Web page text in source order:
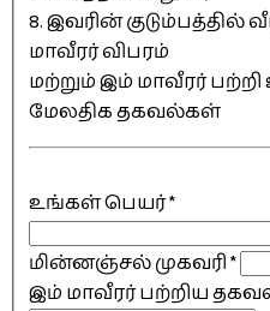
8. இவரின்
மாவீரர் விபரம்
மற்றும் இம் மாவீரர் பற்றி
மேலதிக தகவல்கள்
உங்கள் பெயர்*
மின்னஞ்சல் முகவரி*
இம் மாவீரர் பற்றிய